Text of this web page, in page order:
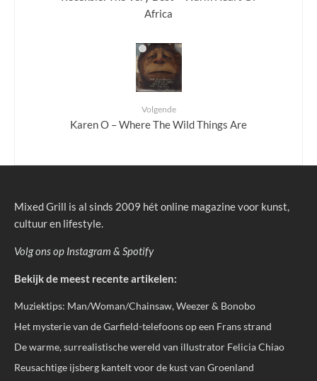
Africa
Volgende
Karen O – Where The Wild Things Are
Mixed Grill is al sinds 2009 hét online magazine voor kunst,
cultuur en lifestyle.
Volg ons op Instagram & Spotify
Bekijk de meest recente artikelen:
Muziektips: Man/Woman/Chainsaw, Weezer & Bonobo
Het mysterie van de Garfield-telefoons op een Frans strand
De warme, surrealistische wereld van illustrator Felicia Chiao
Reusachtige ijsberg kantelt voor de kust van Groenland